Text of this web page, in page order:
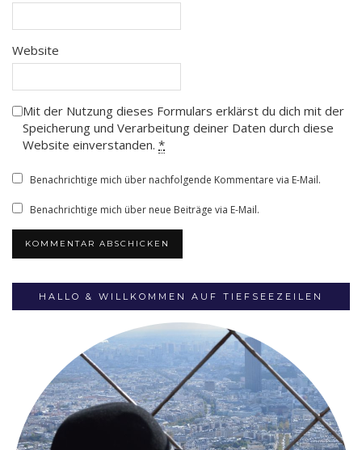
Website
Mit der Nutzung dieses Formulars erklärst du dich mit der
Speicherung und Verarbeitung deiner Daten durch diese
Website einverstanden. *
Benachrichtige mich über nachfolgende Kommentare via E-Mail.
Benachrichtige mich über neue Beiträge via E-Mail.
HALLO & WILLKOMMEN AUF TIEFSEEZEILEN